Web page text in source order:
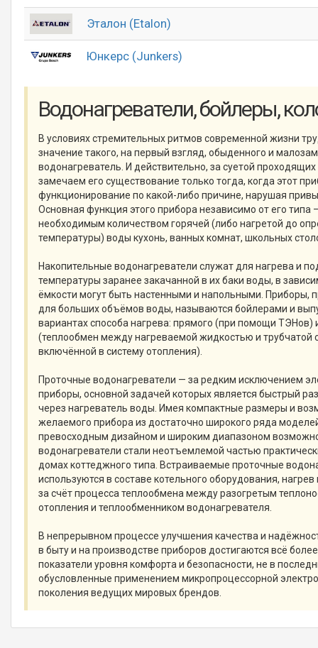
Эталон (Etalon)
Юнкерс (Junkers)
Водонагреватели, бойлеры,
В условиях стремительных ритмов современной жизни
значение такого, на первый взгляд, обыденного и
водонагреватель. И действительно, за суетой
замечаем его существование только тогда, когда этот
функционирование по какой-либо причине, нарушая
Основная функция этого прибора независимо от его типа
необходимым количеством горячей (либо нагретой до
температуры) воды кухонь, ванных комнат, школьных
Накопительные водонагреватели служат для нагрева и
температуры заранее закачанной в их баки воды, в
ёмкости могут быть настенными и напольными. Приборы,
для больших объёмов воды, называются бойлерами и
вариантах способа нагрева: прямого (при помощи ТЭНов)
(теплообмен между нагреваемой жидкостью и трубчатой
включённой в систему отопления).
Проточные водонагреватели — за редким исключением
приборы, основной задачей которых является быстрый
через нагреватель воды. Имея компактные размеры и
желаемого прибора из достаточно широкого ряда
превосходным дизайном и широким диапазоном
водонагреватели стали неотъемлемой частью
домах коттеджного типа. Встраиваемые проточные
используются в составе котельного оборудования,
за счёт процесса теплообмена между разогретым
отопления и теплообменником водонагревателя.
В непрерывном процессе улучшения качества и
в быту и на производстве приборов достигаются всё
показатели уровня комфорта и безопасности, не в
обусловленные применением микропроцессорной
поколения ведущих мировых брендов.